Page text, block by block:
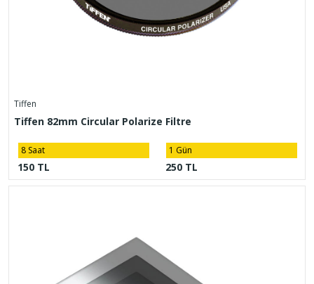
Tiffen
Tiffen 82mm Circular Polarize Filtre
8 Saat
150 TL
1 Gün
250 TL